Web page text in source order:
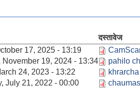
दस्तावेज
17, 2025 - 13:19
November 19, 2024 - 13:34 pahilo
24, 2023 - 13:22
July 21, 2022 - 00:00